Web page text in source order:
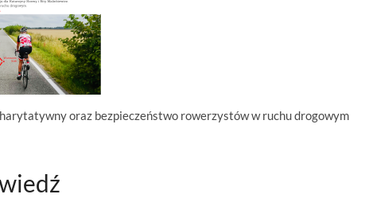
oraz bezpieczeństwo rowerzystów w ruchu drogowym